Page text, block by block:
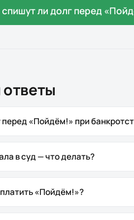
ли долг перед «
«Пойдём!» при
в суд — что делать?
«Пойдём!»?